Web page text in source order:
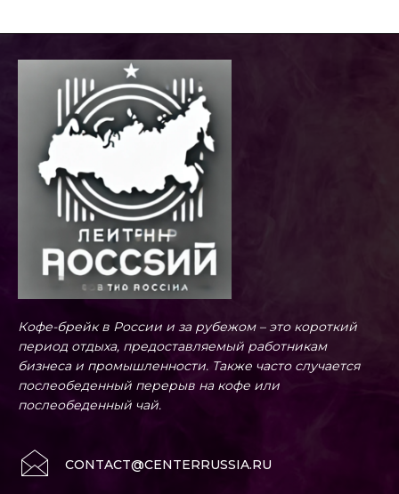
Кофе-брейк в России и за рубежом – это короткий
период отдыха, предоставляемый работникам
бизнеса и промышленности. Также часто случается
послеобеденный перерыв на кофе или
послеобеденный чай.
CONTACT@CENTERRUSSIA.RU